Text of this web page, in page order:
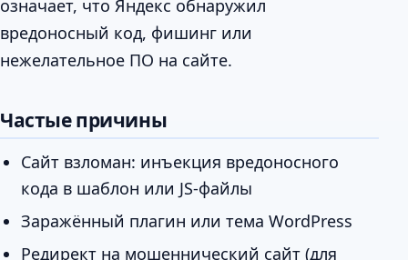
означает, что Яндекс обнаружил
вредоносный код, фишинг или
нежелательное ПО на сайте.
Частые причины
Сайт взломан: инъекция вредоносного
кода в шаблон или JS-файлы
Заражённый плагин или тема WordPress
Редирект на мошеннический сайт (для